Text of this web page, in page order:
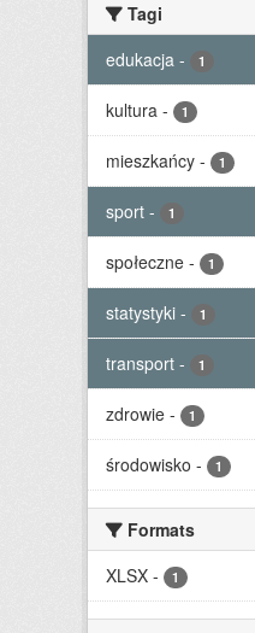
Tagi
edukacja - 1
kultura - 1
mieszkańcy - 1
sport - 1
społeczne - 1
statystyki - 1
transport - 1
zdrowie - 1
środowisko - 1
Formats
XLSX - 1